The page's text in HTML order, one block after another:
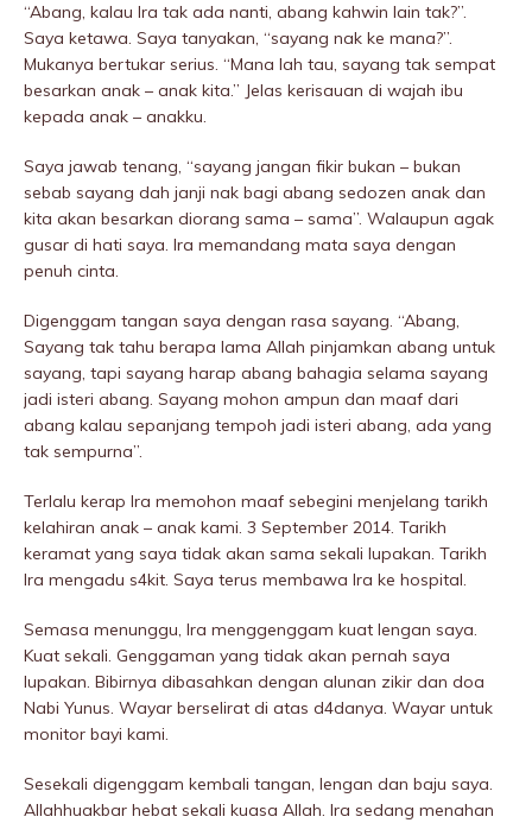
“Abang, kalau Ira tak ada nanti, abang kahwin lain tak?”.
Saya ketawa. Saya tanyakan, “sayang nak ke mana?”.
Mukanya bertukar serius. “Mana lah tau, sayang tak sempat
besarkan anak – anak kita.” Jelas kerisauan di wajah ibu
kepada anak – anakku.
Saya jawab tenang, “sayang jangan fikir bukan – bukan
sebab sayang dah janji nak bagi abang sedozen anak dan
kita akan besarkan diorang sama – sama”. Walaupun agak
gusar di hati saya. Ira memandang mata saya dengan
penuh cinta.
Digenggam tangan saya dengan rasa sayang. “Abang,
Sayang tak tahu berapa lama Allah pinjamkan abang untuk
sayang, tapi sayang harap abang bahagia selama sayang
jadi isteri abang. Sayang mohon ampun dan maaf dari
abang kalau sepanjang tempoh jadi isteri abang, ada yang
tak sempurna”.
Terlalu kerap Ira memohon maaf sebegini menjelang tarikh
kelahiran anak – anak kami. 3 September 2014. Tarikh
keramat yang saya tidak akan sama sekali lupakan. Tarikh
Ira mengadu s4kit. Saya terus membawa Ira ke hospitaI.
Semasa menunggu, Ira menggenggam kuat lengan saya.
Kuat sekali. Genggaman yang tidak akan pernah saya
lupakan. Bibirnya dibasahkan dengan alunan zikir dan doa
Nabi Yunus. Wayar berselirat di atas d4danya. Wayar untuk
monitor bayi kami.
Sesekali digenggam kembali tangan, lengan dan baju saya.
Allahhuakbar hebat sekali kuasa Allah. Ira sedang menahan